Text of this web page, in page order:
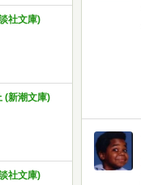
社文庫)
(新潮文庫)
社文庫)